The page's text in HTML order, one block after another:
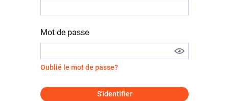
Mot de passe
Oublié le mot de passe?
S'identifier